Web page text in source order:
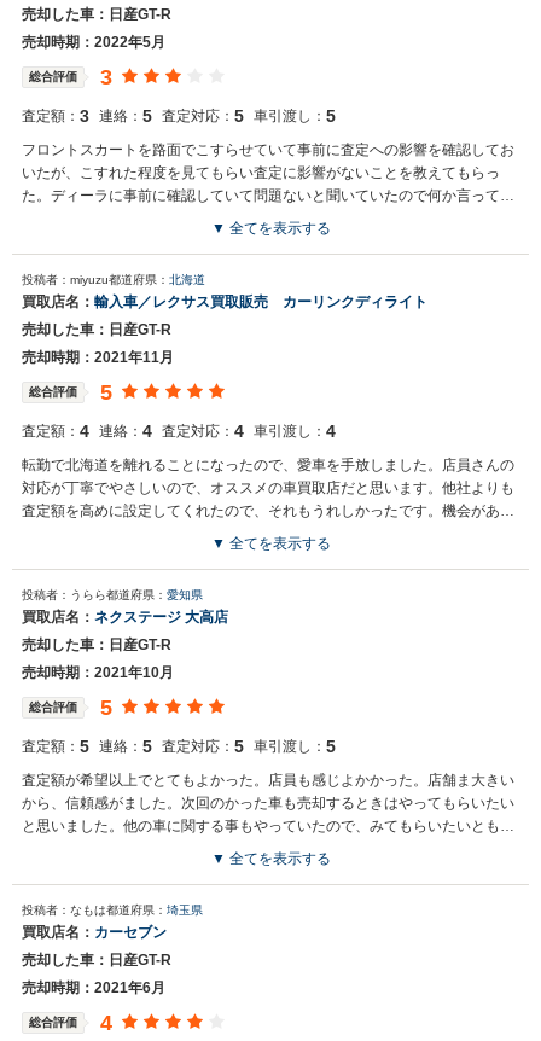
売却した車：日産GT-R
売却時期：2022年5月
総合評価 3
査定額： 3 連絡： 5 査定対応： 5 車引渡し： 5
フロントスカートを路面でこすらせていて事前に査定への影響を確認してお
いたが、こすれた程度を見てもらい査定に影響がないことを教えてもらっ
た。ディーラに事前に確認していて問題ないと聞いていたので何か言ってき
▼ 全てを表示する
投稿者：miyuzu都道府県： 北海道
買取店名： 輸入車／レクサス買取販売 カーリンクディライト
売却した車：日産GT-R
売却時期：2021年11月
総合評価 5
査定額： 4 連絡： 4 査定対応： 4 車引渡し： 4
転勤で北海道を離れることになったので、愛車を手放しました。店員さんの
対応が丁寧でやさしいので、オススメの車買取店だと思います。他社よりも
査定額を高めに設定してくれたので、それもうれしかったです。機会があれ
▼ 全てを表示する
投稿者：うらら都道府県： 愛知県
買取店名： ネクステージ 大高店
売却した車：日産GT-R
売却時期：2021年10月
総合評価 5
査定額： 5 連絡： 5 査定対応： 5 車引渡し： 5
査定額が希望以上でとてもよかった。店員も感じよかかった。店舗ま大きい
から、信頼感がました。次回のかった車も売却するときはやってもらいたい
と思いました。他の車に関する事もやっていたので、みてもらいたいとも思
買取店からの返信
お世話になっております。 株式会社ネクステージでございます。 この
度はネクステージをご利用いただきまして誠にありがとうございまし
た。 弊社は東証一部上場企業のため、安心してご利用いただければと
存じます。 買取や販売だけではなく、車検や整備、点検などもご用意
ージをご利用いただけますと幸いでございます。 今後とも宜しくお願
▼ 全てを表示する
投稿者：なもは都道府県： 埼玉県
買取店名： カーセブン
売却した車：日産GT-R
売却時期：2021年6月
総合評価 4